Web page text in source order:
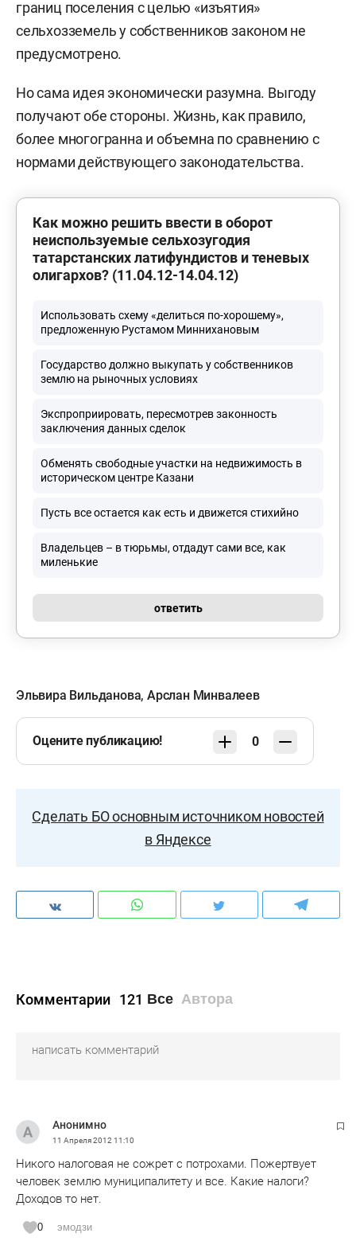
границ поселения с целью «изъятия»
сельхозземель у собственников законом не
предусмотрено.
Но сама идея экономически разумна. Выгоду
получают обе стороны. Жизнь, как правило,
более многогранна и объемна по сравнению с
нормами действующего законодательства.
Как можно решить ввести в оборот
неиспользуемые сельхозугодия
татарстанских латифундистов и теневых
олигархов? (11.04.12-14.04.12)
Использовать схему «делиться по-хорошему»,
предложенную Рустамом Миннихановым
Государство должно выкупать у собственников
землю на рыночных условиях
Экспроприировать, пересмотрев законность
заключения данных сделок
Обменять свободные участки на недвижимость в
историческом центре Казани
Пусть все остается как есть и движется стихийно
Владельцев – в тюрьмы, отдадут сами все, как
миленькие
ответить
Эльвира Вильданова,Арслан Минвалеев
Оцените публикацию! 0
Сделать БО основным источником новостей
в Яндексе
Комментарии 121 Все Автора
Анонимно
11 Апреля 2012 11:10
Никого налоговая не сожрет с потрохами. Пожертвует
человек землю муниципалитету и все. Какие налоги?
Доходов то нет.
0 эмодзи